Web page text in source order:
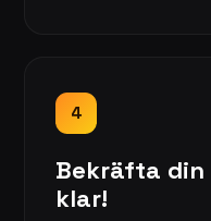
4
Bekräfta din
klar!